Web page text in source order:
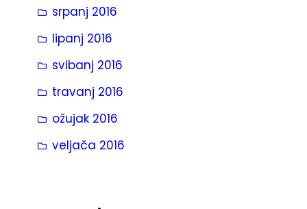
srpanj 2016
lipanj 2016
svibanj 2016
travanj 2016
ožujak 2016
veljača 2016